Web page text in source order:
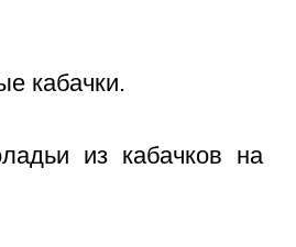
кабачки.